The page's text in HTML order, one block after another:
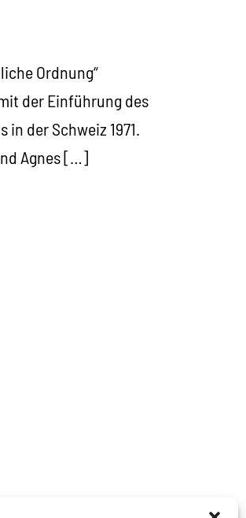
Ordnung“
der Einführung des
der Schweiz 1971.
Agnes […]